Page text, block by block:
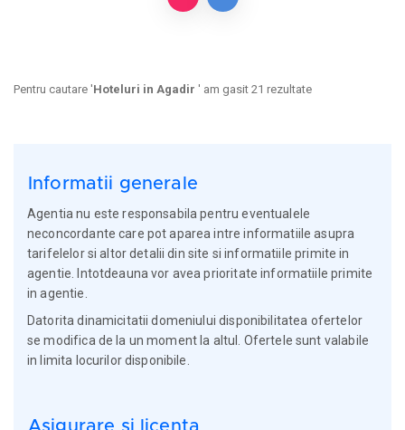
Pentru cautare 'Hoteluri in Agadir ' am gasit 21 rezultate
Informatii generale
Agentia nu este responsabila pentru eventualele
neconcordante care pot aparea intre informatiile asupra
tarifelelor si altor detalii din site si informatiile primite in
agentie. Intotdeauna vor avea prioritate informatiile primite
in agentie.
Datorita dinamicitatii domeniului disponibilitatea ofertelor
se modifica de la un moment la altul. Ofertele sunt valabile
in limita locurilor disponibile.
Asigurare si licenta